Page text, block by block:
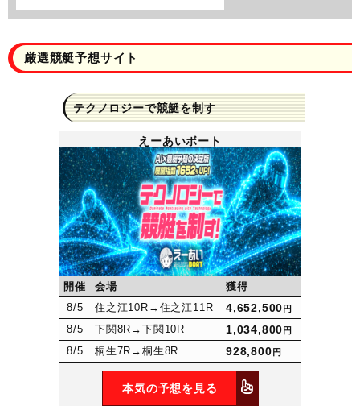
厳選競艇予想サイト
テクノロジーで競艇を制す
えーあいボート
開催 会場
獲得
8/5 住之江10R →住之江11R 4,652,500 円
8/5 下関8R →下関10R 1,034,800 円
8/5 桐生7R →桐生8R 928,800 円
本気の予想を見る